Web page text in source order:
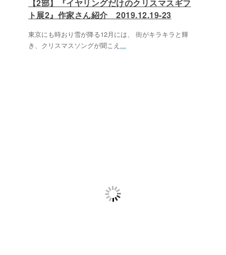
【2部】『イヤリングだけのクリスマスギフ
ト展2』作家さん紹介 2019.12.19-23
東京にも時おり雪が降る12月には、 街がキラキラと輝
き、クリスマスソングが聞こえ ...